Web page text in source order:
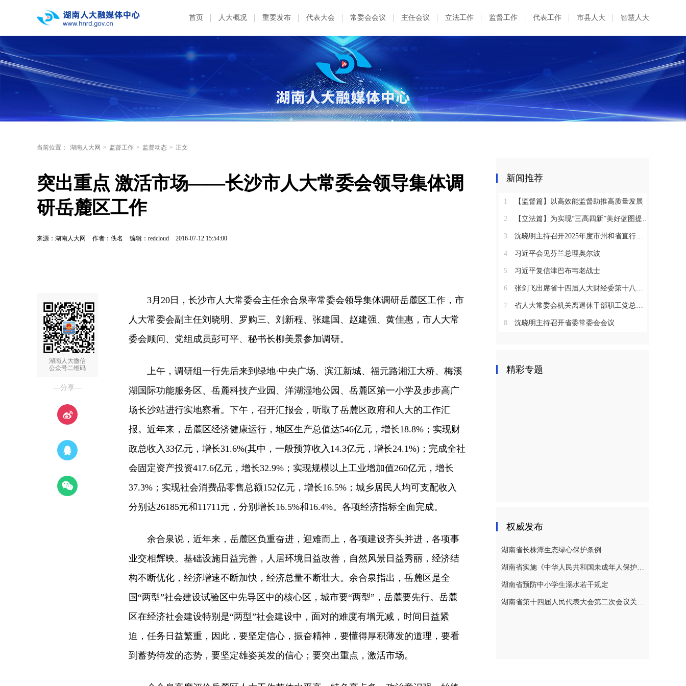
首页 人大概况 重要发布 代表大会 常委会会议 主任会议 立法工作 监督工作 代表工作 市县人大 智慧人大
当前位置： 湖南人大网 > 监督工作 > 监督动态 > 正文
突出重点 激活市场——长沙市人大常委会领导集体调
研岳麓区工作
来源：湖南人大网 作者：佚名 编辑：redcloud 2016-07-12 15:54:00
湖南人大微信
公众号二维码
—分享—
3月20日，长沙市人大常委会主任余合泉率常委会领导集体调研岳麓区工作，市
人大常委会副主任刘晓明、罗购三、刘新程、张建国、赵建强、黄佳惠，市人大常
委会顾问、党组成员彭可平、秘书长柳美景参加调研。
上午，调研组一行先后来到绿地·中央广场、滨江新城、福元路湘江大桥、梅溪
湖国际功能服务区、岳麓科技产业园、洋湖湿地公园、岳麓区第一小学及步步高广
场长沙站进行实地察看。下午，召开汇报会，听取了岳麓区政府和人大的工作汇
报。近年来，岳麓区经济健康运行，地区生产总值达546亿元，增长18.8%；实现财
政总收入33亿元，增长31.6%(其中，一般预算收入14.3亿元，增长24.1%)；完成全社
会固定资产投资417.6亿元，增长32.9%；实现规模以上工业增加值260亿元，增长
37.3%；实现社会消费品零售总额152亿元，增长16.5%；城乡居民人均可支配收入
分别达26185元和11711元，分别增长16.5%和16.4%。各项经济指标全面完成。
余合泉说，近年来，岳麓区负重奋进，迎难而上，各项建设齐头并进，各项事
业交相辉映。基础设施日益完善，人居环境日益改善，自然风景日益秀丽，经济结
构不断优化，经济增速不断加快，经济总量不断壮大。余合泉指出，岳麓区是全
国“两型”社会建设试验区中先导区中的核心区，城市要“两型”，岳麓要先行。岳麓
区在经济社会建设特别是“两型”社会建设中，面对的难度有增无减，时间日益紧
迫，任务日益繁重，因此，要坚定信心，振奋精神，要懂得厚积薄发的道理，要看
到蓄势待发的态势，要坚定雄姿英发的信心；要突出重点，激活市场。
新闻推荐
1 【监督篇】以高效能监督助推高质量发展
2 【立法篇】为实现“三高四新”美好蓝图提供坚实法治保障
3 沈晓明主持召开2025年度市州和省直行业系统党（工）委书记抓基层党建工作述职评议会议
4 习近平会见芬兰总理奥尔波
5 习近平复信津巴布韦老战士
6 张剑飞出席省十四届人大财经委第十八次全体会议
7 省人大常委会机关离退休干部职工党总支召开2025年度总结表彰大会
8 沈晓明主持召开省委常委会会议
精彩专题
权威发布
湖南省长株潭生态绿心保护条例
湖南省实施《中华人民共和国未成年人保护法》若干规定
湖南省预防中小学生溺水若干规定
湖南省第十四届人民代表大会第二次会议关于湖南省人民代表大会常务委员会工作报告的决议